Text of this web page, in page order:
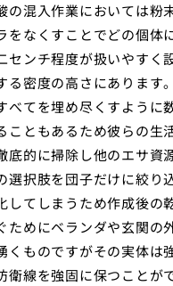
混入作業においては粉
なくすことでどの個体
ンチ程度が扱いやすく
密度の高さにあります
てを埋め尽くすように
ともあるため彼らの生
的に掃除し他のエサ資
択肢を団子だけに絞り
てしまうため作成後の
めにベランダや玄関の
ものですがその実体は
線を強固に保つことが